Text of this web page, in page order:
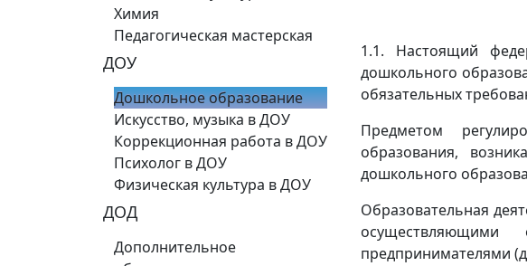
Химия
Педагогическая мастерская
ДОУ
Дошкольное образование
Искусство, музыка в ДОУ
Коррекционная работа в ДОУ
Психолог в ДОУ
Физическая культура в ДОУ
ДОД
Дополнительное
1.1. Настоящий
дошкольного
обязательных
Предметом
образования,
дошкольного
Образовательная
осуществляющими
предпринимателями